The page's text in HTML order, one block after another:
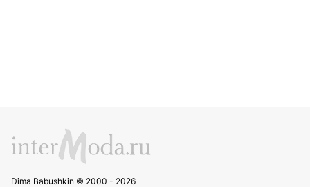
Dima Babushkin © 2000 - 2026